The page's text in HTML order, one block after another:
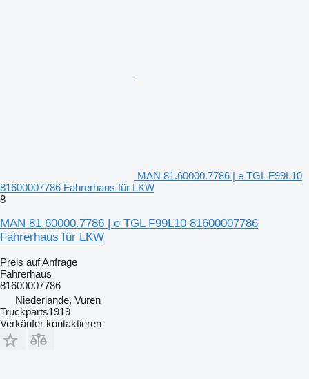
MAN 81.60000.7786 | e TGL F99L10
81600007786 Fahrerhaus für LKW
8
MAN 81.60000.7786 | e TGL F99L10 81600007786
Fahrerhaus für LKW
Preis auf Anfrage
Fahrerhaus
81600007786
Niederlande, Vuren
Truckparts1919
Verkäufer kontaktieren